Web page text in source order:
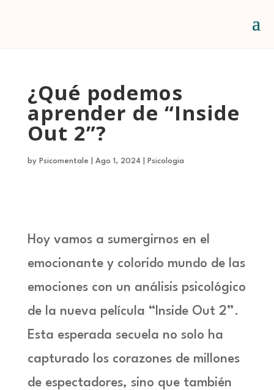
¿Qué podemos
aprender de “Inside
Out 2”?
by Psicomentale Ago 1, 2024 Psicologia
Hoy vamos a sumergirnos en el
emocionante y colorido mundo de las
emociones con un análisis psicológico
de la nueva película “ Inside Out 2”.
Esta esperada secuela no solo ha
capturado los corazones de millones
de espectadores, sino que también